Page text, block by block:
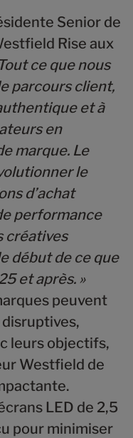
Senior de
Rise aux
ce que nous
parcours client,
et à
en
marque. Le
le
d’achat
performance
créatives
début de ce que
et après. »
peuvent
leurs objectifs,
Westfield de
LED de 2,5
pour minimiser